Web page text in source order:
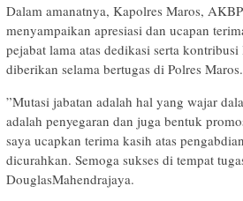
​Dalam amanatnya, Kapolres Maros,
menyampaikan apresiasi dan ucapan
pejabat lama atas dedikasi serta
diberikan selama bertugas di Polres Maros.
​”Mutasi jabatan adalah hal yang wajar
adalah penyegaran dan juga bentuk
saya ucapkan terima kasih atas
dicurahkan. Semoga sukses di tempat
DouglasMahendrajaya.